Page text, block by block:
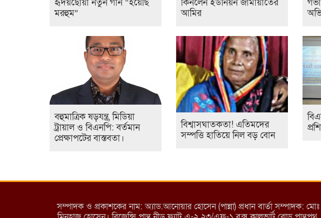
হৃদয়ছোঁয়া নতুন গান “হয়েছি
মরহুম”
কিনলেন ইউনিয়ন জামায়াতের
আমির
বহুমাত্রিক ষড়যন্ত্র, মিডিয়া
ট্রায়াল ও বিএনপি: বর্তমান
প্রেক্ষাপটের বাস্তবতা।
বিশ্বাসঘাতকতা! এতিমদের
সম্পত্তি হাতিয়ে নিল বড় বোন
সম্পাদক ও প্রকাশকের নাম: অ্যাড.আনোয়ার হোসেন (পান্না) প্রধান বার্তা সম্পাদক: মোঃ